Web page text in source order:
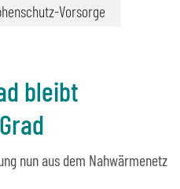
Vorsorge
bleibt
nun aus dem Nahwärmenetz